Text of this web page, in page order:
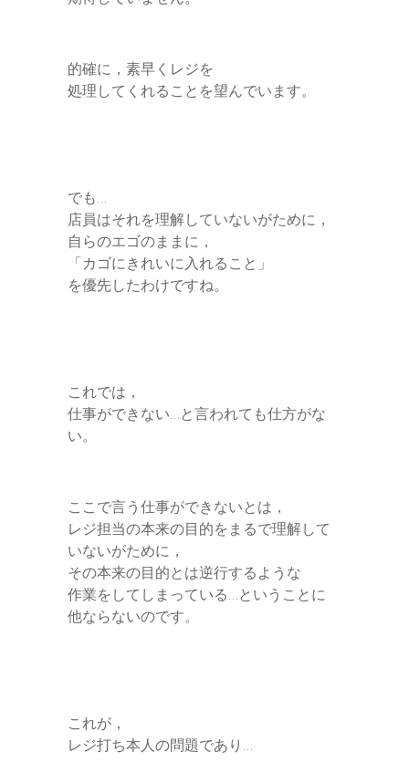
的確に，素早くレジを
処理してくれることを望んでいます。
でも…
店員はそれを理解していないがために，
自らのエゴのままに，
「カゴにきれいに入れること」
を優先したわけですね。
これでは，
仕事ができない…と言われても仕方がな
い。
ここで言う仕事ができないとは，
レジ担当の本来の目的をまるで理解して
いないがために，
その本来の目的とは逆行するような
作業をしてしまっている…ということに
他ならないのです。
これが，
レジ打ち本人の問題であり…